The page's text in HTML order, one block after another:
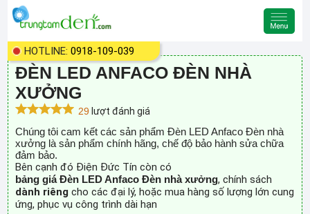
HOTLINE:0918-109-039
ĐÈN LED ANFACO ĐÈN NHÀ
XƯỞNG
29 lượt đánh giá
Chúng tôi cam kết các sản phẩm Đèn LED Anfaco Đèn nhà
xưởng là sản phẩm chính hãng, chế độ bảo hành sửa chữa
đảm bảo.
Bên cạnh đó Điện Đức Tín còn có
bảng giá Đèn LED Anfaco Đèn nhà xưởng, chính sách
dành riêng cho các đại lý, hoặc mua hàng số lượng lớn cung
ứng, phục vụ công trình dài hạn